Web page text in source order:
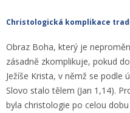
Christologická komplikace
Obraz Boha, který je
zásadně zkomplikuje, pokud
Ježíše Krista, v němž se podle
Slovo stalo tělem (Jan 1,14).
byla christologie po celou